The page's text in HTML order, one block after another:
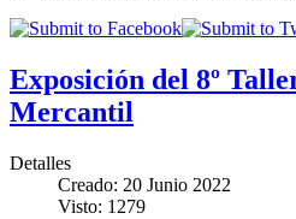
Exposición del 8º
Mercantil
Detalles
Creado: 20 Junio 2022
Visto: 1279